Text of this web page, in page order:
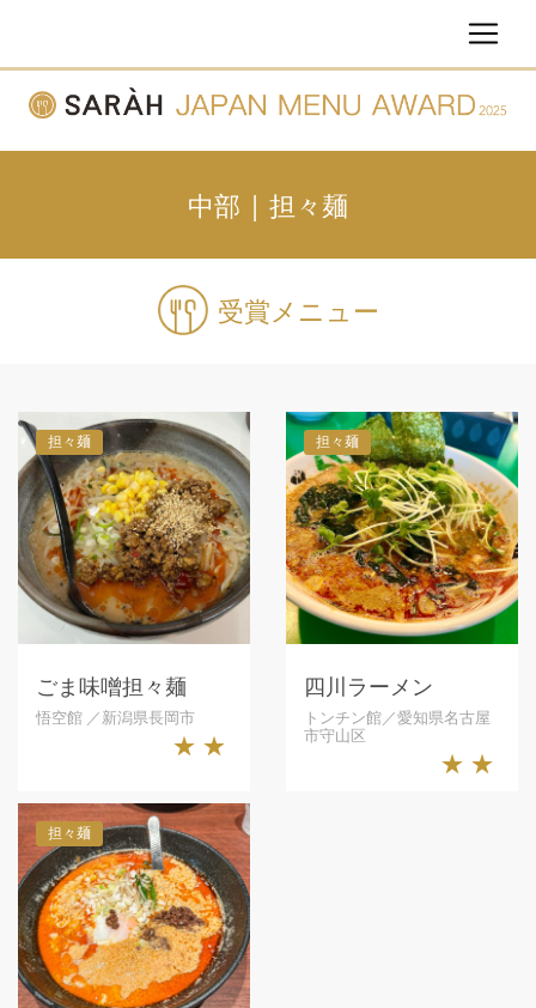
中部 | 担々麺
受賞メニュー
担々麺
ごま味噌担々麺
悟空館 ／新潟県長岡市
★★
担々麺
四川ラーメン
トンチン館／愛知県名古屋
市守山区
★★
担々麺